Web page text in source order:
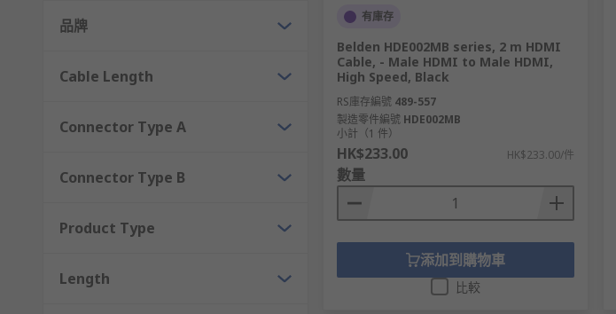
品牌
Cable Length
Connector Type A
Connector Type B
Product Type
Length
有庫存
Belden HDE002MB series, 2 m HDMI
Cable, - Male HDMI to Male HDMI,
High Speed, Black
RS庫存編號 489-557
製造零件編號 HDE002MB
小計（1 件）
HK$233.00 HK$233.00/件
數量
添加到購物車
比較